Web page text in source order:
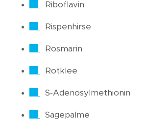
Riboflavin
Rispenhirse
Rosmarin
Rotklee
S-Adenosylmethionin
Sägepalme